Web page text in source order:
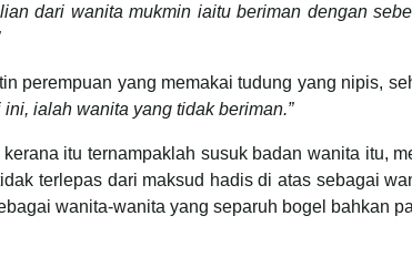
dari wanita mukmin iaitu beriman dengan
yang memakai tudung yang nipis,
ialah wanita yang tidak beriman.”
itu ternampaklah susuk badan wanita itu,
terlepas dari maksud hadis di atas sebagai
wanita-wanita yang separuh bogel bahkan